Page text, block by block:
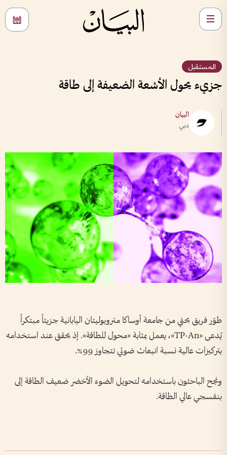
المستقبل
جزيء يحول الأشعة الضعيفة إلى طاقة
البيان
دبي
طوّر فريق بحثي من جامعة أوساكا متروبوليتان اليابانية جزيئاً مبتكراً
يُدعى «TP-An»، يعمل بمثابة «محول للطاقة». إذ يحقق عند استخدامه
بتركيزات عالية نسبة انبعاث ضوئي تتجاوز 99%.
ونجح الباحثون باستخدامه لتحويل الضوء الأخضر ضعيف الطاقة إلى
بنفسجي عالي الطاقة.